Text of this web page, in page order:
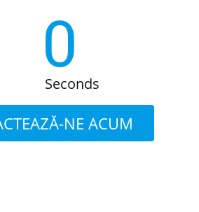
0
Seconds
NE ACUM